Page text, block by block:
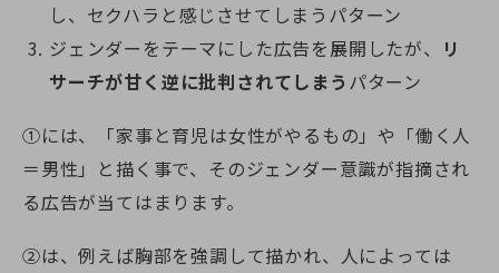
し、セクハラと感じさせてしまうパターン
ジェンダーをテーマにした広告を展開したが、
リ
サーチが甘く逆に批判されてしまう パターン
①には、「家事と育児は女性がやるもの」や「働く人
＝男性」と描く事で、そのジェンダー意識が指摘され
る広告が当てはまります。
②は、例えば胸部を強調して描かれ、人によっては